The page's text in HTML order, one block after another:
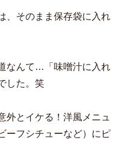
、そのまま保存袋に入れ
なんて…「味噌汁に入れ
した。笑
外とイケる！洋風メニュ
ーフシチューなど）にピ